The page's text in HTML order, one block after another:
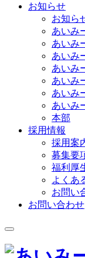
お知らせ
お知ら
あいみ
あいみ
あいみ
あいみ
あいみ
あいみ
あいみ
本部
採用情報
採用案
募集要
福利厚
よくあ
お問い
お問い合わせ